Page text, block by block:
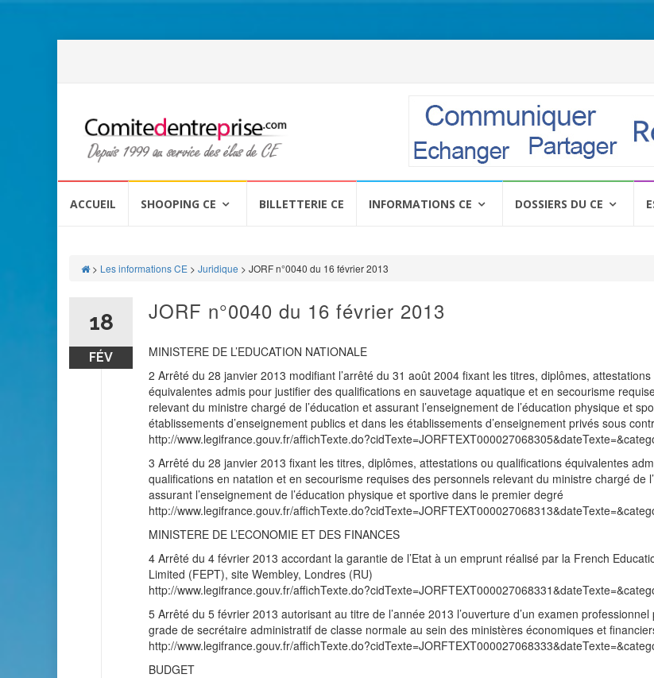
ACCUEIL SHOOPING CE BILLETTERIE CE INFORMATIONS CE DOSSIERS DU CE
> Les informations CE > Juridique > JORF n°0040 du 16 février 2013
18
FÉV
JORF n°0040 du 16 février 2013
MINISTERE DE L’EDUCATION NATIONALE
2 Arrêté du 28 janvier 2013 modifiant l’arrêté du 31 août 2004 fixant les titres, diplômes,
équivalentes admis pour justifier des qualifications en sauvetage aquatique et en secourisme
relevant du ministre chargé de l’éducation et assurant l’enseignement de l’éducation physique et
établissements d’enseignement publics et dans les établissements d’enseignement privés sous
http://www.legifrance.gouv.fr/
3 Arrêté du 28 janvier 2013 fixant les titres, diplômes, attestations ou qualifications équivalentes
qualifications en natation et en secourisme requises des personnels relevant du ministre chargé de
assurant l’enseignement de l’éducation physique et sportive dans le premier degré
http://www.legifrance.gouv.fr/
MINISTERE DE L’ECONOMIE ET DES FINANCES
4 Arrêté du 4 février 2013 accordant la garantie de l’Etat à un emprunt réalisé par la French
Limited (FEPT), site Wembley, Londres (RU)
http://www.legifrance.gouv.fr/
5 Arrêté du 5 février 2013 autorisant au titre de l’année 2013 l’ouverture d’un examen professionnel
grade de secrétaire administratif de classe normale au sein des ministères économiques et
http://www.legifrance.gouv.fr/
BUDGET